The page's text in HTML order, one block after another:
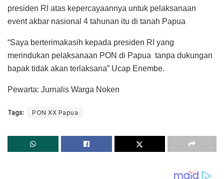
presiden RI atas kepercayaannya untuk pelaksanaan
event akbar nasional 4 tahunan itu di tanah Papua
“Saya berterimakasih kepada presiden RI yang
merindukan pelaksanaan PON di Papua tanpa dukungan
bapak tidak akan terlaksana” Ucap Enembe.
Pewarta: Jurnalis Warga Noken
Tags: PON XX Papua